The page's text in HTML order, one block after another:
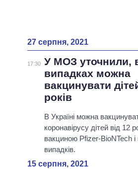
27 серпня, 2021
17:30 У МОЗ уточнили,
випадках можна
вакцинувати
років
В Україні можна
коронавірусу дітей від 12
вакциною Pfizer-BioNTech і
випадків.
15 серпня, 2021